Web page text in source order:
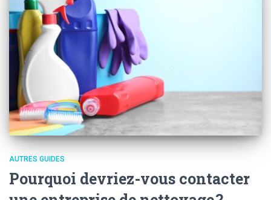
AUTRES GUIDES
Pourquoi devriez-vous contacter